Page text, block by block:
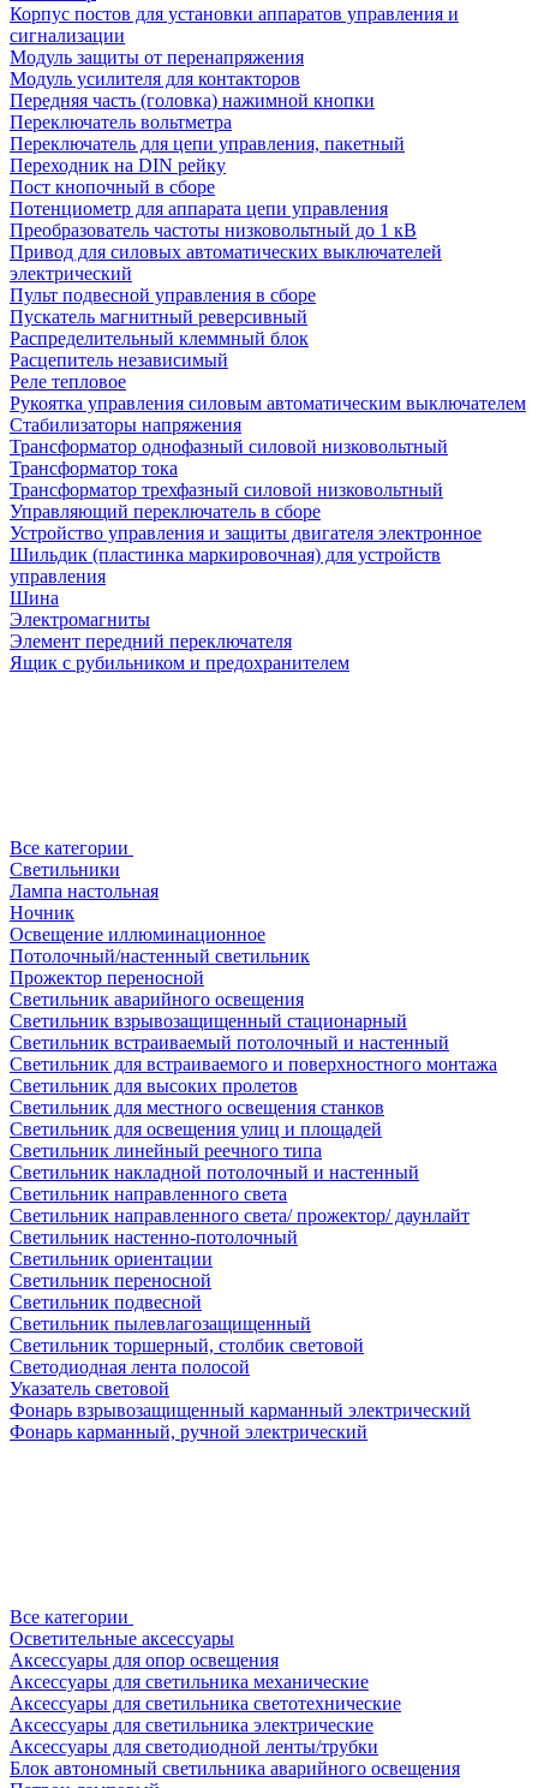
Корпус постов для установки аппаратов управления и
сигнализации
Модуль защиты от перенапряжения
Модуль усилителя для контакторов
Передняя часть (головка) нажимной кнопки
Переключатель вольтметра
Переключатель для цепи управления, пакетный
Переходник на DIN рейку
Пост кнопочный в сборе
Потенциометр для аппарата цепи управления
Преобразователь частоты низковольтный до 1 кВ
Привод для силовых автоматических выключателей
электрический
Пульт подвесной управления в сборе
Пускатель магнитный реверсивный
Распределительный клеммный блок
Расцепитель независимый
Реле тепловое
Рукоятка управления силовым автоматическим выключателем
Стабилизаторы напряжения
Трансформатор однофазный силовой низковольтный
Трансформатор тока
Трансформатор трехфазный силовой низковольтный
Управляющий переключатель в сборе
Устройство управления и защиты двигателя электронное
Шильдик (пластинка маркировочная) для устройств
управления
Шина
Электромагниты
Элемент передний переключателя
Ящик с рубильником и предохранителем
Все категории
Светильники
Лампа настольная
Ночник
Освещение иллюминационное
Потолочный/настенный светильник
Прожектор переносной
Светильник аварийного освещения
Светильник взрывозащищенный стационарный
Светильник встраиваемый потолочный и настенный
Светильник для встраиваемого и поверхностного монтажа
Светильник для высоких пролетов
Светильник для местного освещения станков
Светильник для освещения улиц и площадей
Светильник линейный реечного типа
Светильник накладной потолочный и настенный
Светильник направленного света
Светильник направленного света/ прожектор/ даунлайт
Светильник настенно-потолочный
Светильник ориентации
Светильник переносной
Светильник подвесной
Светильник пылевлагозащищенный
Светильник торшерный, столбик световой
Светодиодная лента полосой
Указатель световой
Фонарь взрывозащищенный карманный электрический
Фонарь карманный, ручной электрический
Все категории
Осветительные аксессуары
Аксессуары для опор освещения
Аксессуары для светильника механические
Аксессуары для светильника светотехнические
Аксессуары для светильника электрические
Аксессуары для светодиодной ленты/трубки
Блок автономный светильника аварийного освещения